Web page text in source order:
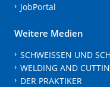
JobPortal
Weitere Medien
SCHWEISSEN UND
WELDING AND
DER PRAKTIKER